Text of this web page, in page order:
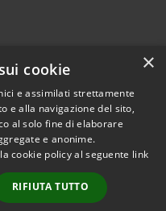
Copyright © 2026 • Comune di
Corvara • Powered by
Municipium•
Accesso
redazione
×
cookie
e assimilati strettamente
e alla navigazione del sito,
al solo fine di elaborare
e anonime.
cookie policy al seguente link
RIFIUTA TUTTO